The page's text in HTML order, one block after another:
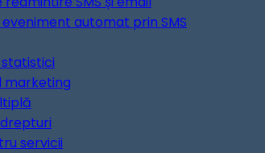
automat prin SMS
marketing
servicii